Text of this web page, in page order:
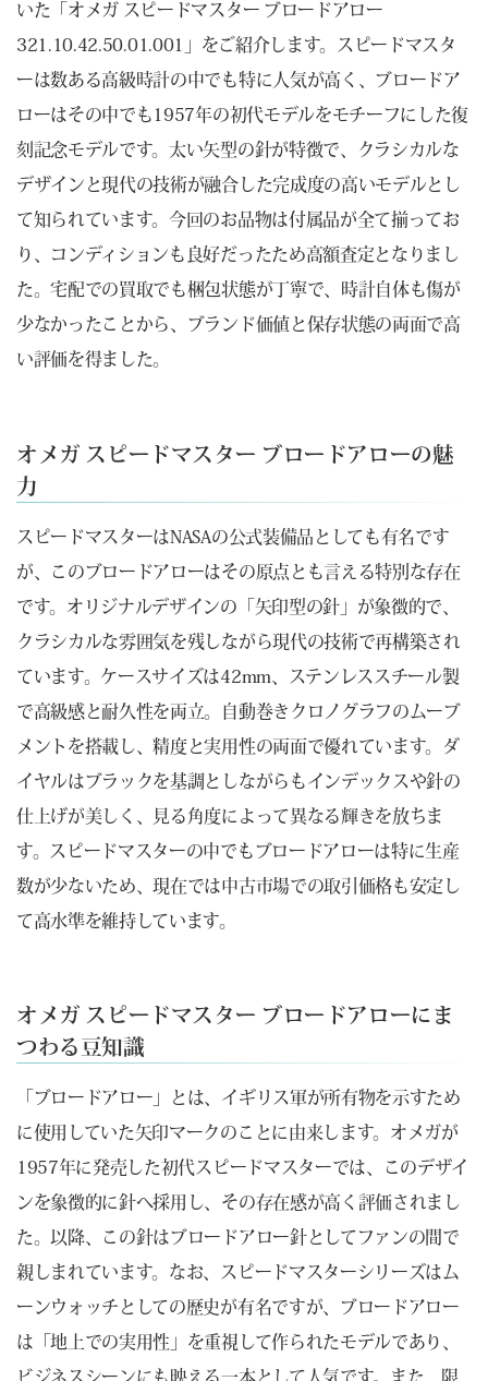
いた「オメガ スピードマスター ブロードアロー
321.10.42.50.01.001」をご紹介します。スピードマスタ
ーは数ある高級時計の中でも特に人気が高く、ブロードア
ローはその中でも1957年の初代モデルをモチーフにした復
刻記念モデルです。太い矢型の針が特徴で、クラシカルな
デザインと現代の技術が融合した完成度の高いモデルとし
て知られています。今回のお品物は付属品が全て揃ってお
り、コンディションも良好だったため高額査定となりまし
た。宅配での買取でも梱包状態が丁寧で、時計自体も傷が
少なかったことから、ブランド価値と保存状態の両面で高
い評価を得ました。
オメガ スピードマスター ブロードアローの魅
力
スピードマスターはNASAの公式装備品としても有名です
が、このブロードアローはその原点とも言える特別な存在
です。オリジナルデザインの「矢印型の針」が象徴的で、
クラシカルな雰囲気を残しながら現代の技術で再構築され
ています。ケースサイズは42mm、ステンレススチール製
で高級感と耐久性を両立。自動巻きクロノグラフのムーブ
メントを搭載し、精度と実用性の両面で優れています。ダ
イヤルはブラックを基調としながらもインデックスや針の
仕上げが美しく、見る角度によって異なる輝きを放ちま
す。スピードマスターの中でもブロードアローは特に生産
数が少ないため、現在では中古市場での取引価格も安定し
て高水準を維持しています。
オメガ スピードマスター ブロードアローにま
つわる豆知識
「ブロードアロー」とは、イギリス軍が所有物を示すため
に使用していた矢印マークのことに由来します。オメガが
1957年に発売した初代スピードマスターでは、このデザイ
ンを象徴的に針へ採用し、その存在感が高く評価されまし
た。以降、この針はブロードアロー針としてファンの間で
親しまれています。なお、スピードマスターシリーズはム
ーンウォッチとしての歴史が有名ですが、ブロードアロー
は「地上での実用性」を重視して作られたモデルであり、
ビジネスシーンにも映える一本として人気です。また、限